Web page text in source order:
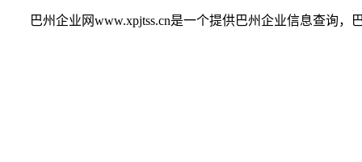
巴州企业网www.xpjtss.cn是一个提供巴州企业信息查询